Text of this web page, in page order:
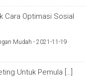
Cara Optimasi Sosial
Mudah - 2021-11-19
Untuk Pemula […]